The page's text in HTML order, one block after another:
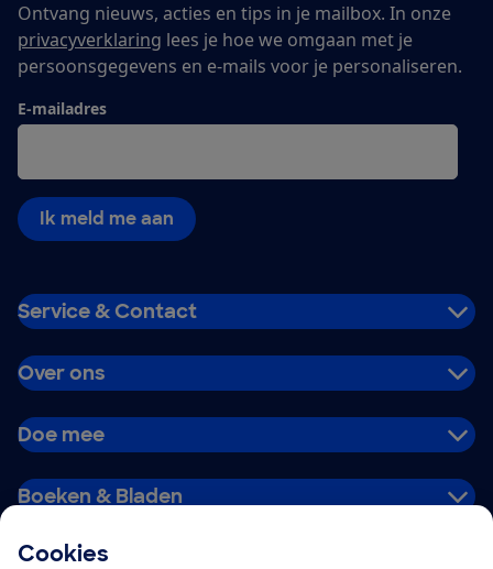
Cookies
Ontvang nieuws, acties en tips in je mailbox. In onze
privacyverklaring lees je hoe we omgaan met je
persoonsgegevens en e-mails voor je personaliseren.
E-mailadres
Ik meld me aan
Service & Contact
Over ons
Doe mee
Boeken & Bladen